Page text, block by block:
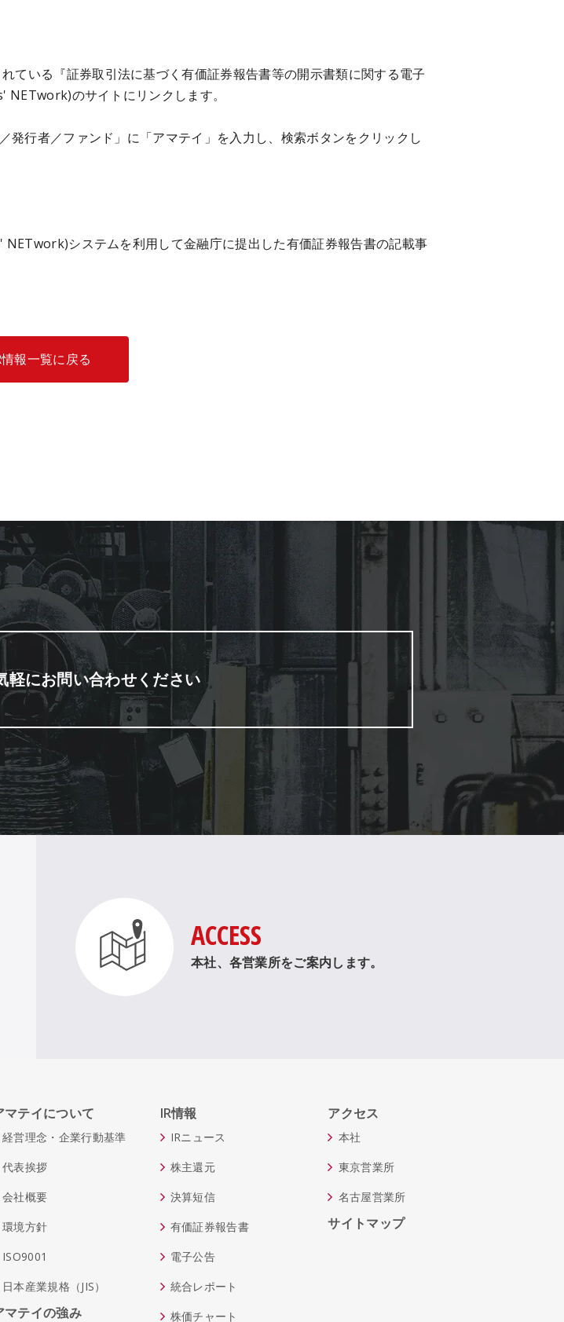
ている『証券取引法に基づく有価証券報告書等の開示書類に関する電子
のサイトにリンクします。
行者／ファンド」に「アマテイ」を入力し、検索ボタンをクリックし
システムを利用して金融庁に提出した有価証券報告書の記載事
報一覧に戻る
軽にお問い合わせください
ACCESS
本社、各営業所をご案内します。
マテイについて
経営理念・企業行動基準
代表挨拶
会社概要
環境方針
ISO9001
日本産業規格（JIS）
マテイの強み
IR情報
IRニュース
株主還元
決算短信
有価証券報告書
電子公告
統合レポート
株価チャート
アクセス
本社
東京営業所
名古屋営業所
サイトマップ